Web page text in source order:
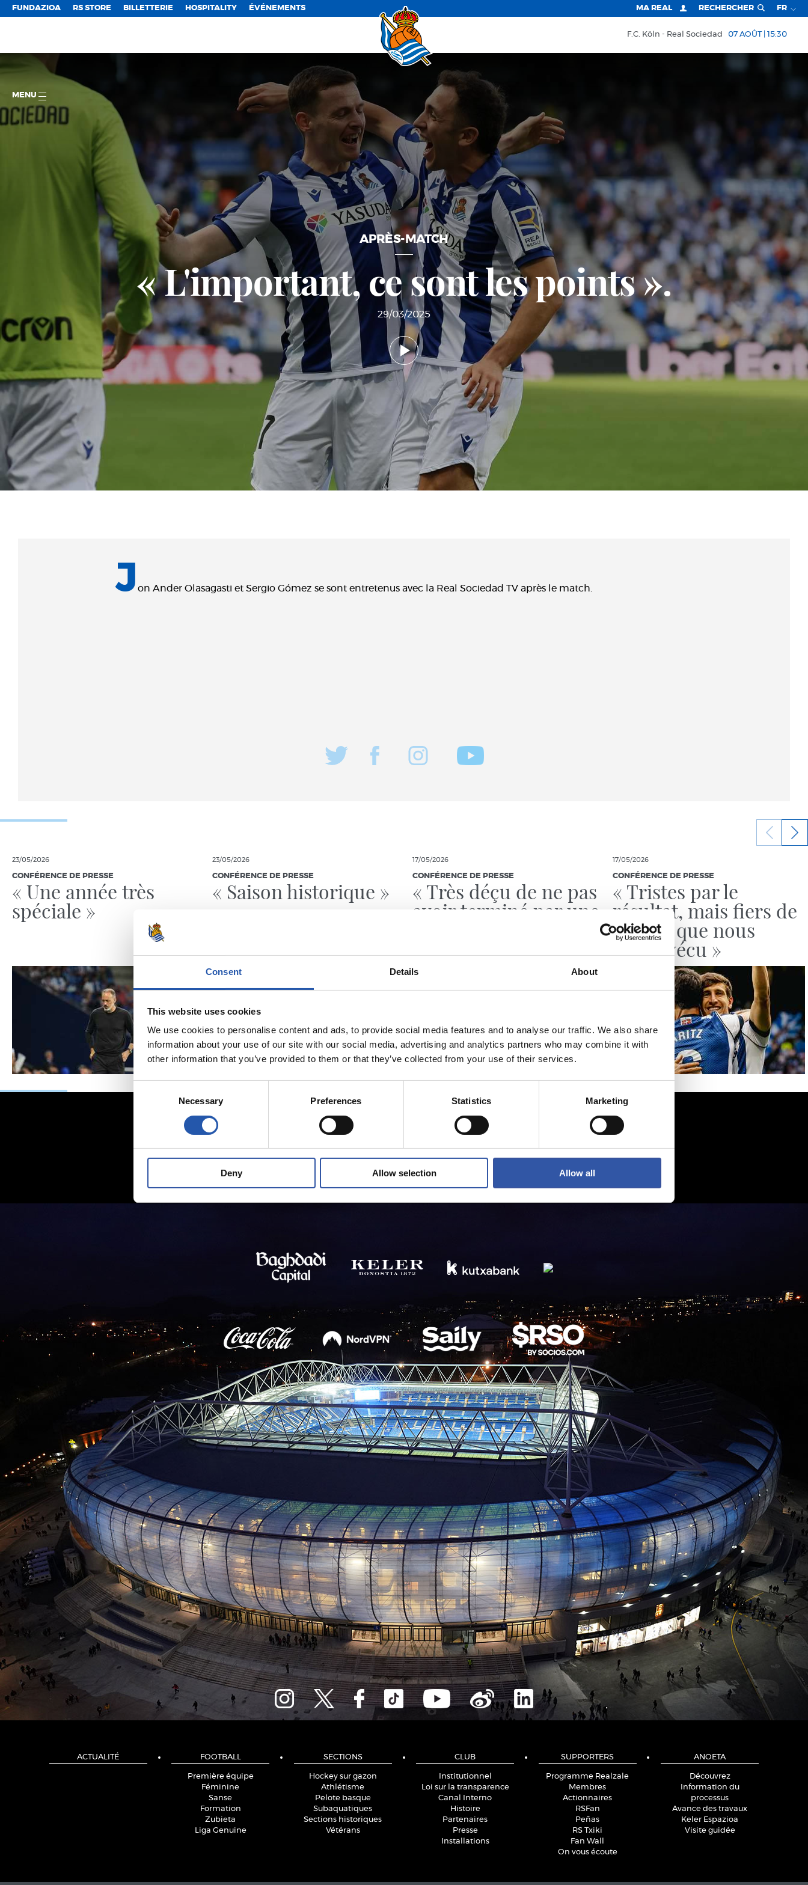
Consent Details About
This website uses cookies
We use cookies to personalise content and ads, to provide social media features and to analyse our traffic. We also share
information about your use of our site with our social media, advertising and analytics partners who may combine it with
other information that you’ve provided to them or that they’ve collected from your use of their services.
Necessary Preferences Statistics Marketing
Deny Allow selection Allow all
FUNDAZIOA RS STORE BILLETTERIE HOSPITALITY ÉVÉNEMENTS MA REAL RECHERCHER FR
F.C. Köln Real Sociedad 07 AOÛT | 15:30
MENU
APRÈS-MATCH
« L'important, ce sont les points ».
29/03/2025
J on Ander Olasagasti et Sergio Gómez se sont entretenus avec la Real Sociedad TV après le match.
23/05/2026
CONFÉRENCE DE PRESSE
« Une année très
spéciale »
23/05/2026
CONFÉRENCE DE PRESSE
« Saison historique »
17/05/2026
CONFÉRENCE DE PRESSE
« Très déçu de ne pas
avoir terminé par une
17/05/2026
CONFÉRENCE DE PRESSE
« Tristes par le
résultat, mais fiers de
tout ce que nous
avons vécu »
ACTUALITÉ FOOTBALL
Première équipe
Féminine
Sanse
Formation
Zubieta
Liga Genuine
SECTIONS
Hockey sur gazon
Athlétisme
Pelote basque
Subaquatiques
Sections historiques
Vétérans
CLUB
Institutionnel
Loi sur la transparence
Canal Interno
Histoire
Partenaires
Presse
Installations
SUPPORTERS
Programme Realzale
Membres
Actionnaires
RSFan
Peñas
RS Txiki
Fan Wall
On vous écoute
ANOETA
Découvrez
Information du
processus
Avance des travaux
Keler Espazioa
Visite guidée